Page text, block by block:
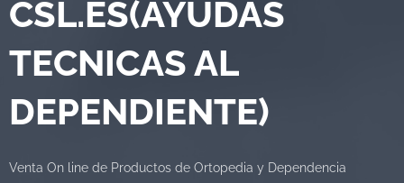
CSL.ES(AYUDAS
TECNICAS AL
DEPENDIENTE)
Venta On line de Productos de Ortopedia y Dependencia